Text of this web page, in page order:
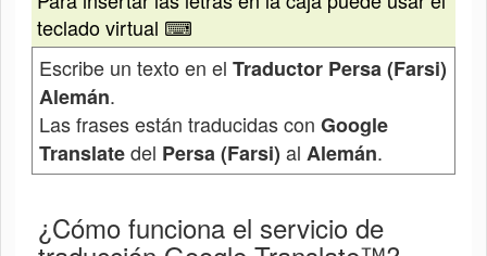
teclado virtual ⌨
Escribe un texto en el Traductor Persa (Farsi)
Alemán.
Las frases están traducidas con Google
Translatedel Persa (Farsi) al Alemán.
¿Cómo funciona el servicio de